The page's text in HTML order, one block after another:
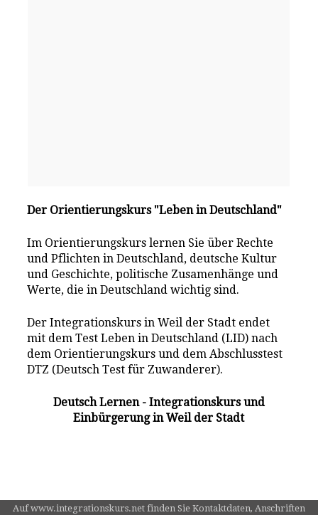
Der Orientierungskurs "Leben in Deutschland"
Im Orientierungskurs lernen Sie über Rechte
und Pflichten in Deutschland, deutsche Kultur
und Geschichte, politische Zusamenhänge und
Werte, die in Deutschland wichtig sind.
Der Integrationskurs in Weil der Stadt endet
mit dem Test Leben in Deutschland (LID) nach
dem Orientierungskurs und dem Abschlusstest
DTZ (Deutsch Test für Zuwanderer).
Deutsch Lernen - Integrationskurs und
Einbürgerung in Weil der Stadt
Auf www.integrationskurs.net finden Sie Kontaktdaten, Anschriften